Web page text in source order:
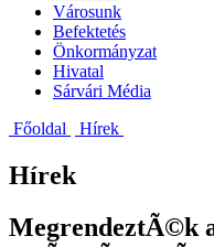
Városunk
Befektetés
Önkormányzat
Hivatal
Sárvári Média
Főoldal
Hí­rek
Hírek
MegrendeztÃ©k